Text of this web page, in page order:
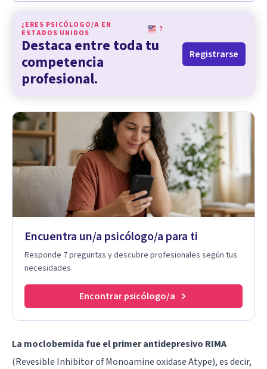
¿ERES PSICÓLOGO/A EN
ESTADOS UNIDOS
?
Destaca entre toda tu
competencia
profesional.
Registrarse
Encuentra un/a psicólogo/a para ti
Responde 7 preguntas y descubre profesionales según tus
necesidades.
Encontrar psicólogo/a
La moclobemida fue el primer antidepresivo RIMA
(Revesible Inhibitor of Monoamine oxidase Atype), es decir,